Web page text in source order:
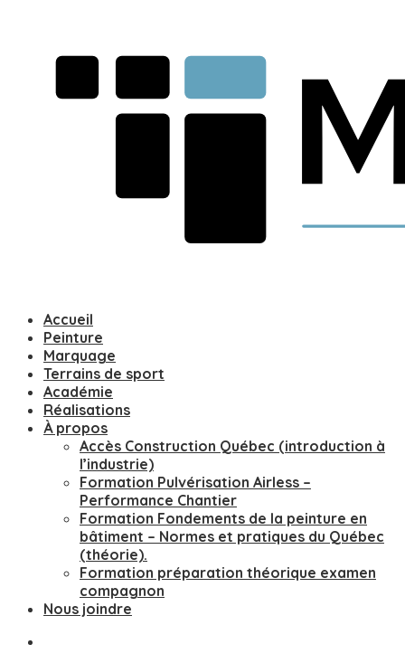
Accueil
Peinture
Marquage
Terrains de sport
Académie
Réalisations
À propos
Accès Construction Québec (introduction à
l’industrie)
Formation Pulvérisation Airless –
Performance Chantier
Formation Fondements de la peinture en
bâtiment – Normes et pratiques du Québec
(théorie).
Formation préparation théorique examen
compagnon
Nous joindre